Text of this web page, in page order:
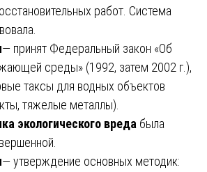
работ. Система
— принят Федеральный закон «Об
среды» (1992, затем 2002 г.),
таксы для водных объектов
тяжелые металлы).
экологического вреда была
— утверждение основных методик: